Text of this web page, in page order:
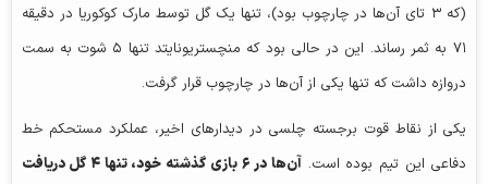
(که ۳ تای آن‌ها در چارچوب بود)، تنها یک گل توسط مارک کوکوریا در دقیقه
۷۱ به ثمر رساند. این در حالی بود که منچستریونایتد تنها ۵ شوت به سمت
دروازه داشت که تنها یکی از آن‌ها در چارچوب قرار گرفت.
یکی از نقاط قوت برجسته چلسی در دیدارهای اخیر، عملکرد مستحکم خط
دفاعی این تیم بوده است.آن‌ها در ۶ بازی گذشته خود، تنها۴ گل دریافت